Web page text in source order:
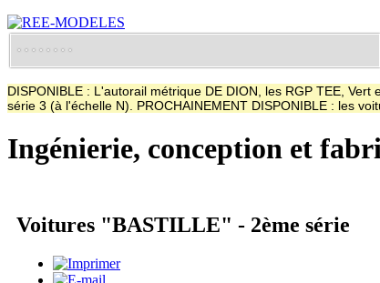
DISPONIBLE : L'autorail métrique DE DION, les RGP TEE,
série 3 (à l'échelle N). PROCHAINEMENT DISPONIBLE : les
Ingénierie, conception et
Voitures "BASTILLE" - 2ème série